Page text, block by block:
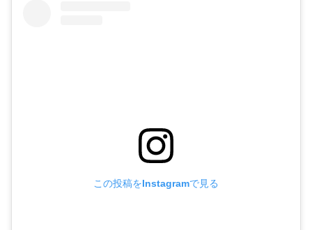
この投稿をInstagramで見る